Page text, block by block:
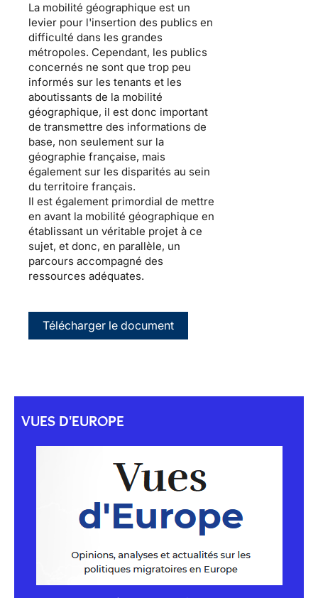
La mobilité géographique est un
levier pour l'insertion des publics en
difficulté dans les grandes
métropoles. Cependant, les publics
concernés ne sont que trop peu
informés sur les tenants et les
aboutissants de la mobilité
géographique, il est donc important
de transmettre des informations de
base, non seulement sur la
géographie française, mais
également sur les disparités au sein
du territoire français.
Il est également primordial de mettre
en avant la mobilité géographique en
établissant un véritable projet à ce
sujet, et donc, en parallèle, un
parcours accompagné des
ressources adéquates.
Télécharger le document
VUES D'EUROPE